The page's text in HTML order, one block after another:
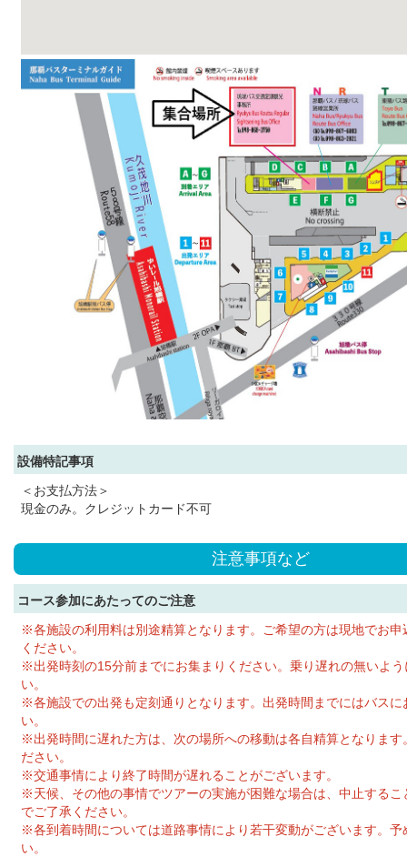
設備特記事項
＜お支払方法＞
現金のみ。クレジットカード不可
注意事項など
コース参加にあたってのご注意
※各施設の利用料は別途精算となります。ご希望の方は現地でお申
ください。
※出発時刻の15分前までにお集まりください。乗り遅れの無いよ
い。
※各施設での出発も定刻通りとなります。出発時間までにはバスに
い。
※出発時間に遅れた方は、次の場所への移動は各自精算となります
ださい。
※交通事情により終了時間が遅れることがございます。
※天候、その他の事情でツアーの実施が困難な場合は、中止するこ
でご了承ください。
※各到着時間については道路事情により若干変動がございます。予
い。